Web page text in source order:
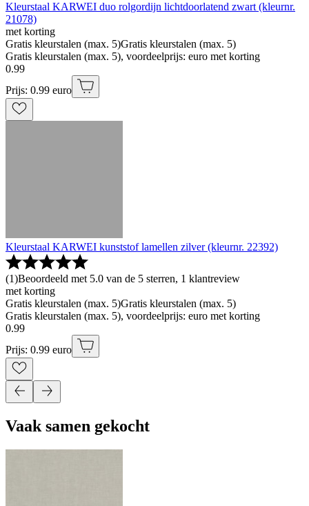
Kleurstaal KARWEI duo rolgordijn lichtdoorlatend zwart (kleurnr.
21078)
met korting
Gratis kleurstalen (max. 5)Gratis kleurstalen (max. 5)
Gratis kleurstalen (max. 5), voordeelprijs: euro met korting
0.99
Prijs: 0.99 euro
Kleurstaal KARWEI kunststof lamellen zilver (kleurnr. 22392)
(1)Beoordeeld met 5.0 van de 5 sterren, 1 klantreview
met korting
Gratis kleurstalen (max. 5)Gratis kleurstalen (max. 5)
Gratis kleurstalen (max. 5), voordeelprijs: euro met korting
0.99
Prijs: 0.99 euro
Vaak samen gekocht